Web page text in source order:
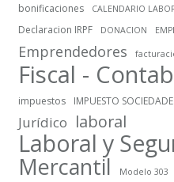
bonificaciones CALENDARIO
Declaracion IRPF DONACION
Emprendedores
Fiscal -
impuestos
IMPUESTO
Jurídico laboral
Laboral y
Mercantil Modelo 303